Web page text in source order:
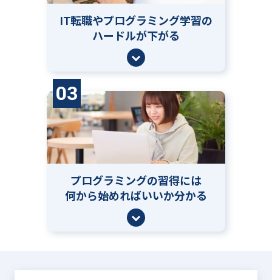
IT転職やプログラミング学習の
ハードルが下がる
03
プログラミングの習得には
何から始めればいいか分かる